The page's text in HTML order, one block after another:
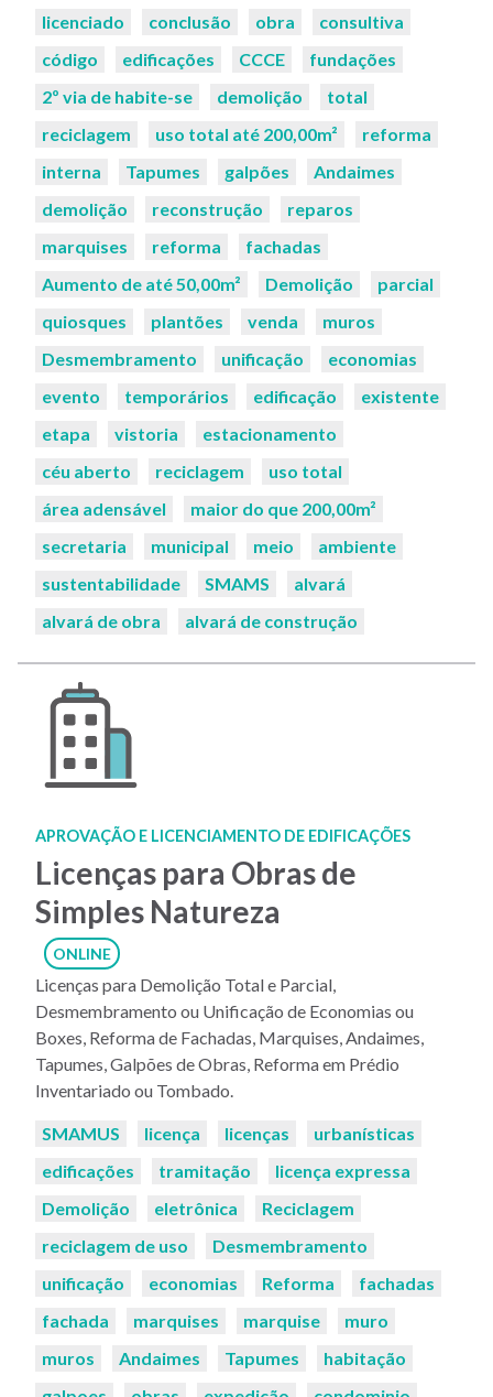
licenciado conclusão obra
consultiva
código
edificações CCCE
fundações
2º via de habite-se
demolição
total
reciclagem
uso total até 200,00m²
reforma
interna
Tapumes galpões
Andaimes
demolição
reconstrução
reparos
marquises
reforma
fachadas
Aumento de até 50,00m²
Demolição
parcial
quiosques
plantões venda
muros
Desmembramento
unificação
economias
evento
temporários edificação
existente
etapa
vistoria
estacionamento
céu aberto
reciclagem
uso total
área adensável
maior do que 200,00m²
secretaria
municipal meio
ambiente
sustentabilidade
SMAMS
alvará
alvará de obra
alvará de construção
APROVAÇÃO E LICENCIAMENTO DE EDIFICAÇÕES
Licenças para Obras de
Simples Natureza
ONLINE
Licenças para Demolição Total e Parcial,
Desmembramento ou Unificação de Economias ou
Boxes, Reforma de Fachadas, Marquises, Andaimes,
Tapumes, Galpões de Obras, Reforma em Prédio
Inventariado ou Tombado.
Palavras-
SMAMUS licença licenças
urbanísticas
edificações
tramitação
licença expressa
Demolição
eletrônica
Reciclagem
reciclagem de uso
Desmembramento
unificação
economias Reforma
fachadas
fachada
marquises marquise
muro
muros
Andaimes Tapumes
habitação